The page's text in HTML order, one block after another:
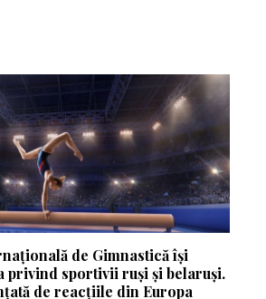
de Gimnastică își
privind sportivii ruși și belaruși.
de reacțiile din Europa